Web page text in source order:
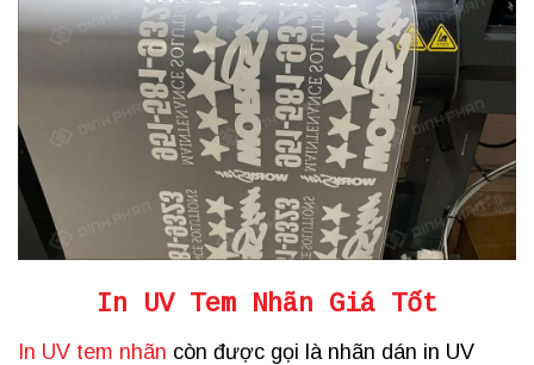
In UV Tem Nhãn Giá Tốt
In UV tem nhãn còn được gọi là nhãn dán in UV